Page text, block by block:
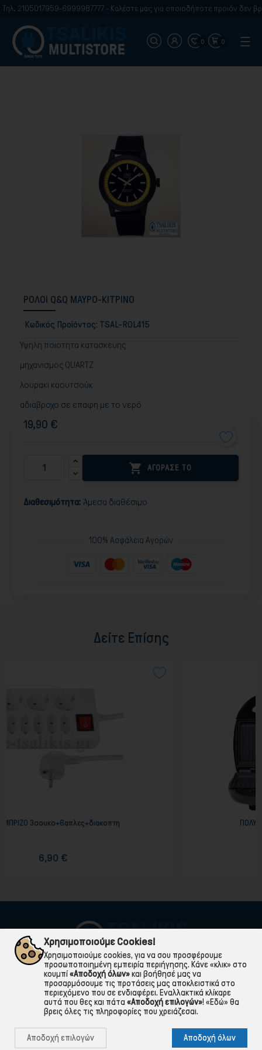
2105017959-6999987777 - Καλέστε μας για οποιοδήποτε προιόν δεν
0 0
ΡΟΛΟΙ Q&Q ΜΑΥΡΟ-ΚΙΤΡΙΝΟ
Κωδικός Προϊόντος: TSAL-ROL415
Υψηλη ποιοτητα κατασκευης
μηχανισμος QUARTZ
λουρακι καουτσούκ
αδιαβροχο σε επαφη με το νερό
19,90 €
 ΑΓΟΡΑΣΕ ΤΟ
Διαθεσιμότητα: Άμεσα διαθέσιμο
100% Ασφάλεια Αγορών
Δείτε Επίσης
ΠΟΛΥΚΟΦΤΗΣ ΜΕ ΓΥΑΛΙΝΟ ΔΟΧΕΙΟ
ΠΛΗΡΟΦΟΡΙΕΣ
ΧΡΉΣΙΜΑ 
Χρησιμοποιούμε Cookies!
Χρησιμοποιούμε cookies, για να σου προσφέρουμε
προσωποποιημένη εμπειρία περιήγησης. Κάνε «κλικ» στο
κουμπί«Αποδοχή όλων»και βοήθησέ μας να
προσαρμόσουμε τις προτάσεις μας αποκλειστικά στο
περιεχόμενο που σε ενδιαφέρει. Εναλλακτικά κλίκαρε
αυτά που θες και πάτα «Αποδοχή επιλογών»! «Εδώ» θα
βρεις όλες τις πληροφορίες που χρειάζεσαι.
Αποδοχή επιλογών Αποδοχή όλων